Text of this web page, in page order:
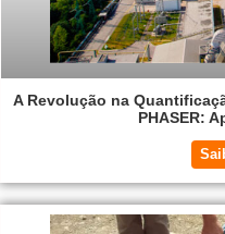
A Revolução na
PHASER: